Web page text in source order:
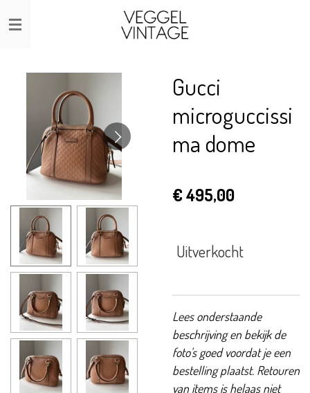
Ga
direct
hoofdinhoud
Gucci
microguccissi
ma dome
€ 495,00
Uitverkocht
Lees onderstaande
beschrijving en bekijk de
foto's goed voordat je een
bestelling plaatst. Retouren
van items is helaas niet